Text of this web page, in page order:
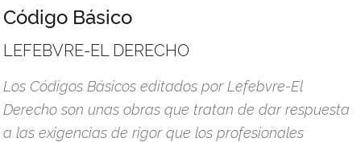
Código Básico
LEFEBVRE-EL DERECHO
Los Códigos Básicos editados por Lefebvre-El
Derecho son unas obras que tratan de dar respuesta
a las exigencias de rigor que los profesionales